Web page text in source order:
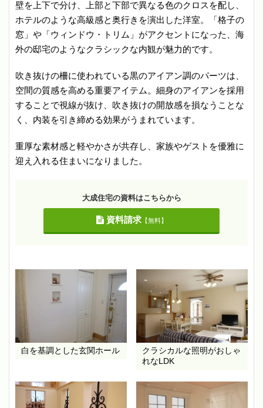
壁を上下で分け、上部と下部で異なる色のクロスを配し、
ホテルのような高級感と奥行きを演出した洋室。「格子の
窓」や「ウィンドウ・トリム」がアクセントになった、海
外の邸宅のようなクラシックな内観が魅力的です。
吹き抜けの柵に使われている黒のアイアン調のパーツは、
空間の質感を高める重要アイテム。細身のアイアンを採用
することで視線が抜け、吹き抜けの開放感を損なうことな
く、内装を引き締める効果がうまれています。
重厚な素材感と軽やかさが共存し、家族やゲストを優雅に
迎え入れる住まいになりました。
大成住宅の資料はこちらから
資料請求【無料】
白を基調とした玄関ホール
クラシカルな照明がおしゃ
れなLDK